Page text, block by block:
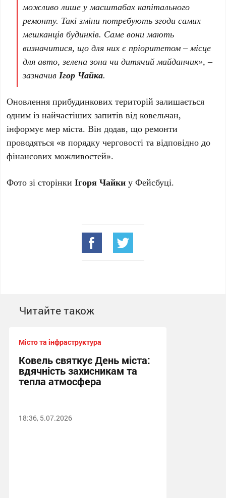
можливо лише у масштабах капітального
ремонту. Такі зміни потребують згоди самих
мешканців будинків. Саме вони мають
визначитися, що для них є пріоритетом – місце
для авто, зелена зона чи дитячий майданчик», –
зазначивІгор Чайка.
Оновлення прибудинкових територій залишається
одним із найчастіших запитів від ковельчан,
інформує мер міста. Він додав, що ремонти
проводяться «в порядку черговості та відповідно до
фінансових можливостей».
Фото зі сторінкиІгоря Чайки у Фейсбуці.
Читайте також
Місто та інфраструктура
Ковель святкує День міста:
вдячність захисникам та
тепла атмосфера
18:36, 5.07.2026